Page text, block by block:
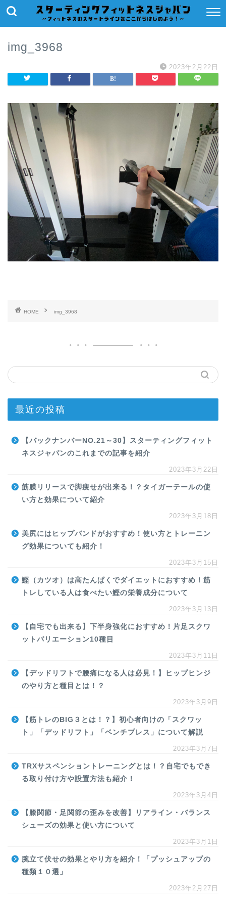
img_3968
2023年2月22日
HOME img_3968
最近の投稿
【バックナンバーNO.21～30】スターティングフィット
ネスジャパンのこれまでの記事を紹介
2023年3月22日
筋膜リリースで脚痩せが出来る！？タイガーテールの使
い方と効果について紹介
2023年3月18日
美尻にはヒップバンドがおすすめ！使い方とトレーニン
グ効果についても紹介！
2023年3月15日
鰹（カツオ）は高たんぱくでダイエットにおすすめ！筋
トレしている人は食べたい鰹の栄養成分について
2023年3月13日
【自宅でも出来る】下半身強化におすすめ！片足スクワ
ットバリエーション10種目
2023年3月11日
【デッドリフトで腰痛になる人は必見！】ヒップヒンジ
のやり方と種目とは！？
2023年3月9日
【筋トレのBIG３とは！？】初心者向けの「スクワッ
ト」「デッドリフト」「ベンチプレス」について解説
2023年3月7日
TRXサスペンショントレーニングとは！？自宅でもでき
る取り付け方や設置方法も紹介！
2023年3月4日
【膝関節・足関節の歪みを改善】リアライン・バランス
シューズの効果と使い方について
2023年3月1日
腕立て伏せの効果とやり方を紹介！「プッシュアップの
種類１０選」
2023年2月27日